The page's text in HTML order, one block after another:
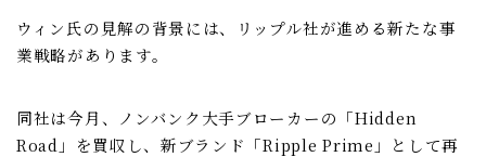
ウィン氏の見解の背景には、リップル社が進める新たな事
業戦略があります。
同社は今月、ノンバンク大手ブローカーの「Hidden
Road」を買収し、新ブランド「Ripple Prime」として再